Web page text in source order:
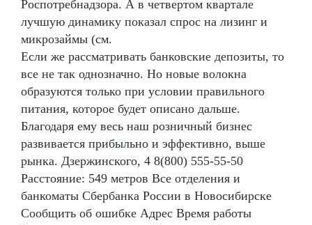
Роспотребнадзора. А в четвертом квартале
лучшую динамику показал спрос на лизинг и
микрозаймы (см.
Если же рассматривать банковские депозиты, то
все не так однозначно. Но новые волокна
образуются только при условии правильного
питания, которое будет описано дальше.
Благодаря ему весь наш розничный бизнес
развивается прибыльно и эффективно, выше
рынка. Дзержинского, 4 8(800) 555-55-50
Расстояние: 549 метров Все отделения и
банкоматы Сбербанка России в Новосибирске
Сообщить об ошибке Адрес Время работы